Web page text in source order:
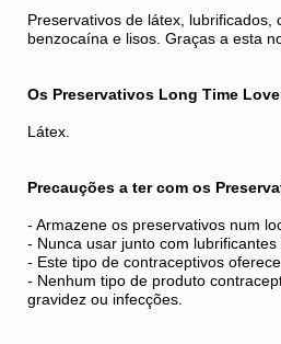
Preservativos de látex,
benzocaína e lisos. Graças a esta
Os Preservativos Long Time
Látex.
Precauções a ter com os
- Armazene os preservativos num
- Nunca usar junto com
- Este tipo de contraceptivos
- Nenhum tipo de produto
gravidez ou infecções.